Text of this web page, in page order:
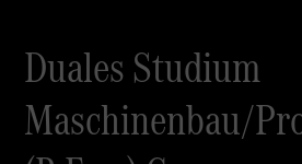
Duales Studium
Maschinenbau/